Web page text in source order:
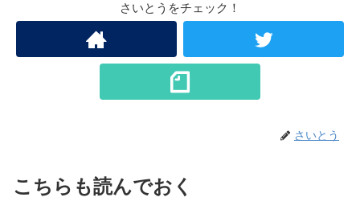
さいとうをチェック！
さいとう
こちらも読んでおく